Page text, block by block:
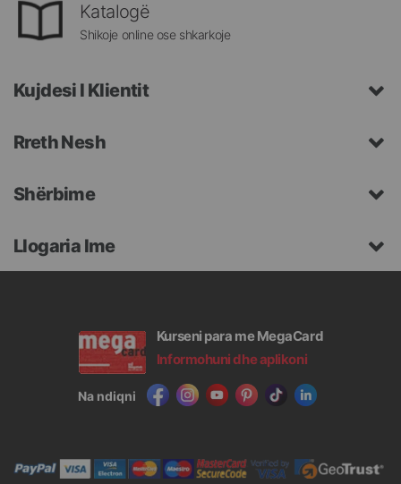
Katalogë
Shikoje online ose shkarkoje
Kujdesi I Klientit
Rreth Nesh
Shërbime
Llogaria Ime
Kurseni para me MegaCard
Informohuni dhe aplikoni
Na ndiqni